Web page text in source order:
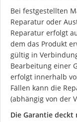
Bei festgestellten
Reparatur oder
Reparatur erfolgt
dem das Produkt
gültig in
Bearbeitung einer
erfolgt innerhalb
Fällen kann die
(abhängig von der
Die Garantie deckt